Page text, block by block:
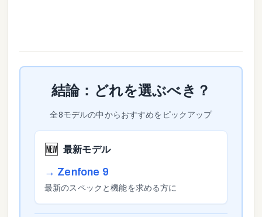
結論：どれを選ぶべき？
全8モデルの中からおすすめをピックアップ
🆕 最新モデル
→ Zenfone 9
最新のスペックと機能を求める方に